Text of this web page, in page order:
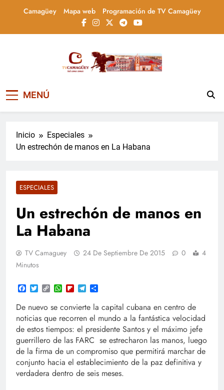
Camagüey Mapa web Programación de TV Camagüey
Televisión Camagüey,
Cuba
informa, educa y entretiene con contenidos
la actualidad nacional
MENÚ
Inicio
Especiales
Un estrechón de manos en La Habana
ESPECIALES
Un estrechón de manos en
La Habana
TV Camaguey 24 De Septiembre De 2015 0
4
Minutos
Facebook
TwitterCopy
Link
WhatsApp
FlipboardTelegram
De nuevo se convierte la capital cubana en centro de
noticias que recorren el mundo a la fantástica velocidad
de estos tiempos: el presidente Santos y el máximo jefe
guerrillero de las FARC se estrecharon las manos, luego
de la firma de un compromiso que permitirá marchar de
conjunto hacia el establecimiento de la paz definitiva y
verdadera dentro de seis meses.